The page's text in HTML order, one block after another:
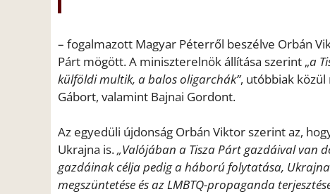
– fogalmazott Magyar Péterről beszélve Orbán
Párt mögött. A miniszterelnök állítása szerint „a
külföldi multik, a balos oligarchák”, utóbbiak közül
Gábort, valamint Bajnai Gordont.
Az egyedüli újdonság Orbán Viktor szerint az,
Ukrajna is.„Valójában a Tisza Párt gazdáival van
gazdáinak célja pedig a háború folytatása,
megszüntetése és az LMBTQ-propaganda